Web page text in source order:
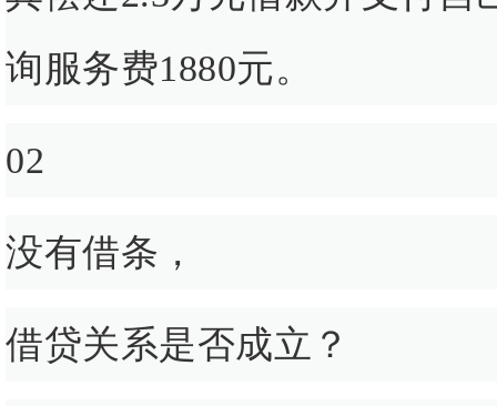
询服务费1880元。
02
没有借条，
借贷关系是否成立？